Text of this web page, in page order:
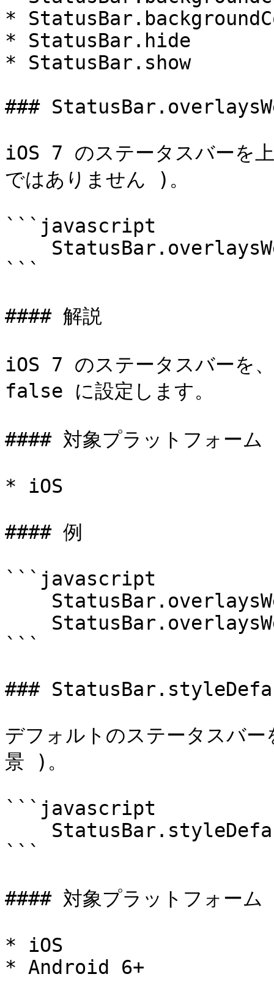
*
* StatusBar.hide
* StatusBar.show
###
iOS 7 のステータスバーを
ではありません )。
```javascript
```
#### 解説
iOS 7 のステータスバーを
false に設定します。
#### 対象プラットフォーム
* iOS
#### 例
```javascript
```
###
デフォルトのステータスバ
景 )。
```javascript
```
#### 対象プラットフォーム
* iOS
* Android 6+